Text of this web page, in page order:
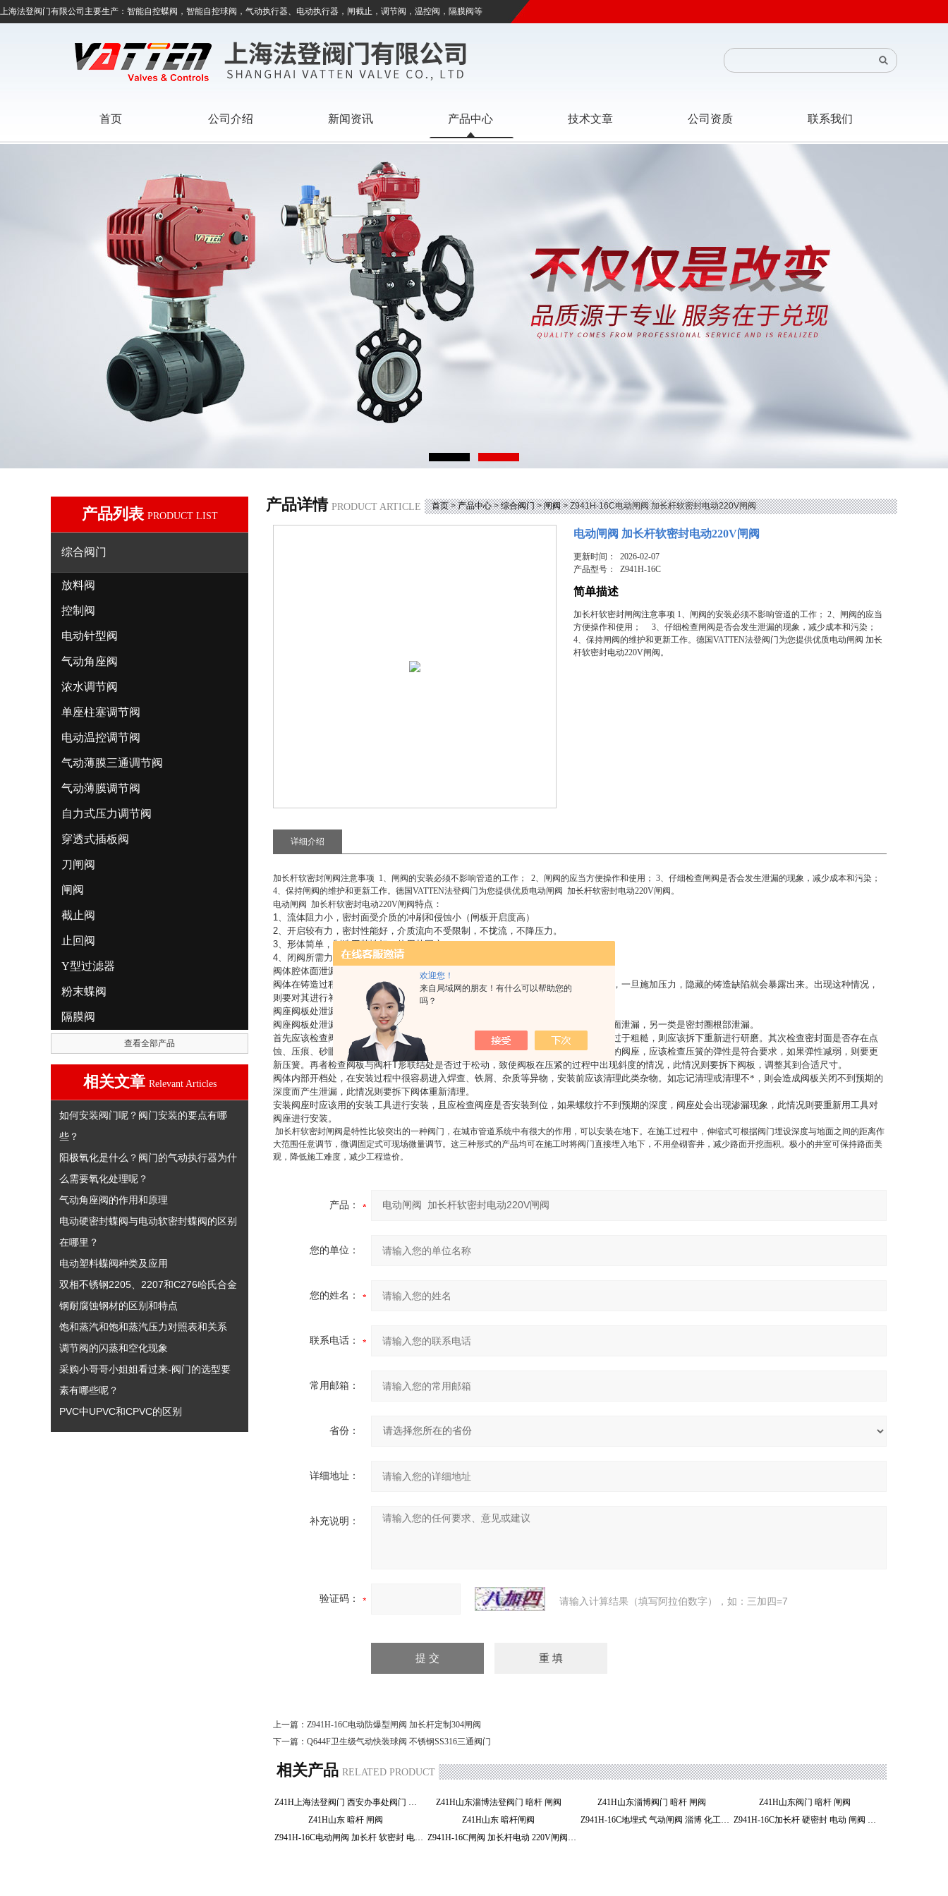
欢迎您！
来自局域网的朋友！有什么可以帮助您的
吗？
上海法登阀门有限公司主要生产：智能自控蝶阀，智能自控球阀，气动执行器、电动执行器，闸截止，调节阀，温控阀，隔膜阀等
首页 公司介绍 新闻资讯 产品中心 技术文章 公司资质 联系我们
产品列表 PRODUCT LIST
综合阀门
放料阀
控制阀
电动针型阀
气动角座阀
浓水调节阀
单座柱塞调节阀
电动温控调节阀
气动薄膜三通调节阀
气动薄膜调节阀
自力式压力调节阀
穿透式插板阀
刀闸阀
闸阀
截止阀
止回阀
Y型过滤器
粉末蝶阀
隔膜阀
查看全部产品
相关文章 Relevant Articles
如何安装阀门呢？阀门安装的要点有哪
些？
阳极氧化是什么？阀门的气动执行器为什
么需要氧化处理呢？
气动角座阀的作用和原理
电动硬密封蝶阀与电动软密封蝶阀的区别
在哪里？
电动塑料蝶阀种类及应用
双相不锈钢2205、2207和C276哈氏合金
钢耐腐蚀钢材的区别和特点
饱和蒸汽和饱和蒸汽压力对照表和关系
调节阀的闪蒸和空化现象
采购小哥哥小姐姐看过来-阀门的选型要
素有哪些呢？
PVC中UPVC和CPVC的区别
产品详情 PRODUCT ARTICLE 首页>产品中心>综合阀门>闸阀> Z941H-16C电动闸阀 加长杆软密封电动220V闸阀
电动闸阀 加长杆软密封电动220V闸阀
更新时间： 2026-02-07
产品型号：Z941H-16C
简单描述
加长杆软密封闸阀注意事项 1、闸阀的安装必须不影响管道的工作； 2、闸阀的应当
方便操作和使用； 3、仔细检查闸阀是否会发生泄漏的现象，减少成本和污染；
4、保持闸阀的维护和更新工作。德国VATTEN法登阀门为您提供优质电动闸阀 加长
杆软密封电动220V闸阀。
详细介绍
加长杆软密封闸阀注意事项 1、闸阀的安装必须不影响管道的工作； 2、闸阀的应当方便操作和使用； 3、仔细检查闸阀是否会发生泄漏的现象，减少成本和污染；
4、保持闸阀的维护和更新工作。德国VATTEN法登阀门为您提供优质电动闸阀 加长杆软密封电动220V闸阀。
电动闸阀 加长杆软密封电动220V闸阀特点：
1、流体阻力小，密封面受介质的冲刷和侵蚀小（闸板开启度高）
2、开启较有力，密封性能好，介质流向不受限制，不拢流，不降压力。
3、形体简单，制造工艺性好，使用范围广。
4、闭阀所需力矩较小。
阀体腔体面泄漏
阀体在铸造过程中，有时会出现砂眼、砂孔等铸造缺陷，在机加工过程中很难被发现，一旦施加压力，隐藏的铸造缺陷就会暴露出来。出现这种情况，
则要对其进行补焊、补修或更新。
阀座阀板处泄漏
阀座阀板处泄漏，在安装或维修闸阀当中是常见的现象。一般可分两类：一类是密封面泄漏，另一类是密封圈根部泄漏。
首先应该检查阀座与阀板接触密封面的精度，此密封面至少要研磨，如发现表面精度过于粗糙，则应该拆下重新进行研磨。其次检查密封面是否存在点
蚀、压痕、砂眼、裂纹等缺陷，出现此情况，则要对阀板或阀座进行更换。对有压簧的阀座，应该检查压簧的弹性是符合要求，如果弹性减弱，则要更
新压簧。再者检查阀板与阀杆T形联结处是否过于松动，致使阀板在压紧的过程中出现斜度的情况，此情况则要拆下阀板，调整其到合适尺寸。
阀体内部开档处，在安装过程中很容易进入焊查、铁屑、杂质等异物，安装前应该清理此类杂物。如忘记清理或清理不*，则会造成阀板关闭不到预期的
深度而产生泄漏，此情况则要拆下阀体重新清理。
安装阀座时应该用的安装工具进行安装，且应检查阀座是否安装到位，如果螺纹拧不到预期的深度，阀座处会出现渗漏现象，此情况则要重新用工具对
阀座进行安装。
加长杆软密封闸阀是特性比较突出的一种阀门，在城市管道系统中有很大的作用，可以安装在地下。在施工过程中，伸缩式可根据阀门埋设深度与地面之间的距离作
大范围任意调节，微调固定式可现场微量调节。这三种形式的产品均可在施工时将阀门直接埋入地下，不用垒砌窨井，减少路面开挖面积。极小的井室可保持路面美
观，降低施工难度，减少工程造价。
产品：
您的单位：
您的姓名：
联系电话：
常用邮箱：
省份：
详细地址：
补充说明：
验证码： 请输入计算结果（填写阿拉伯数字），如：三加四=7
上一篇： Z941H-16C电动防爆型闸阀 加长杆定制304闸阀
下一篇： Q644F卫生级气动快装球阀 不锈钢SS316三通阀门
相关产品 RELATED PRODUCT
Z41H上海法登阀门 西安办事处阀门 暗杆 闸阀 Z41H山东淄博法登阀门 暗杆 闸阀 Z41H山东淄博阀门 暗杆 闸阀
Z41H山东阀门 暗杆 闸阀
Z41H山东 暗杆 闸阀
Z41H山东 暗杆闸阀 Z941H-16C地埋式 气动闸阀 淄博 化工阀门
Z941H-16C加长杆 硬密封 电动 闸阀 淄博 阀门
Z941H-16C电动闸阀 加长杆 软密封 电动 220V闸阀
Z941H-16C闸阀 加长杆电动 220V闸阀软密封电动